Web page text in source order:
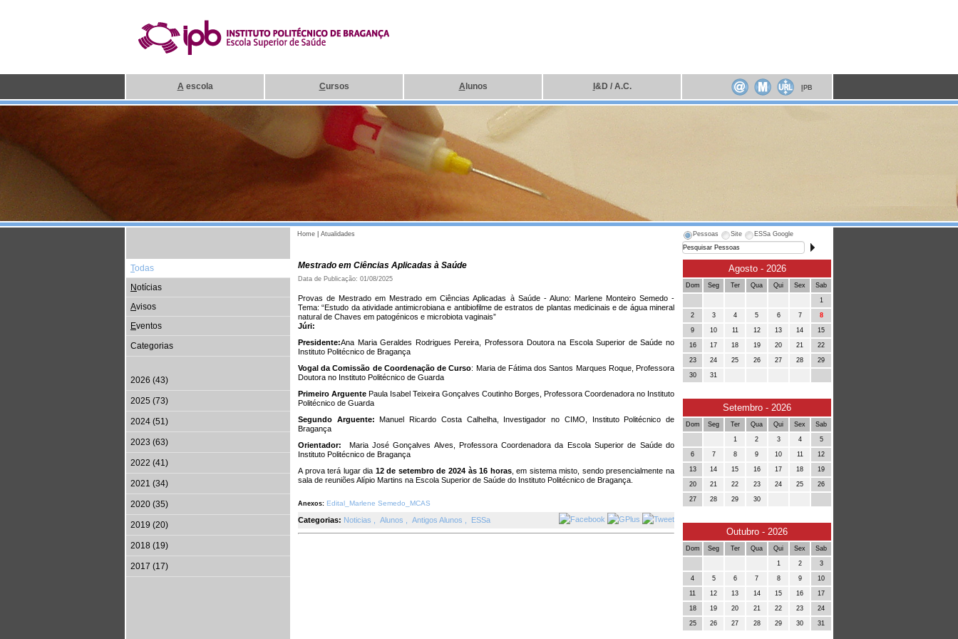
A escola Cursos A lunos &D / A.C. PB
Home Atualidades Pessoas Site ESSa Google
Todas
Notícias
Avisos
Eventos
Categorias
2026 (43)
2025 (73)
2024 (51)
2023 (63)
2022 (41)
2021 (34)
2020 (35)
2019 (20)
2018 (19)
2017 (17)
Mestrado em Ciências Aplicadas à Saúde
Data de Publicação: 01/08/2025
Provas de Mestrado em Mestrado em Ciências Aplicadas à Saúde - Aluno: Marlene Monteiro Semedo -
Tema: “Estudo da atividade antimicrobiana e antibiofilme de estratos de plantas medicinais e de água mineral
natural de Chaves em patogénicos e microbiota vaginais”
Júri:
Presidente:Ana Maria Geraldes Rodrigues Pereira, Professora Doutora na Escola Superior de Saúde no
Instituto Politécnico de Bragança
Vogal da Comissão de Coordenação de Curso: Maria de Fátima dos Santos Marques Roque, Professora
Doutora no Instituto Politécnico de Guarda
Primeiro Arguente Paula Isabel Teixeira Gonçalves Coutinho Borges, Professora Coordenadora no Instituto
Politécnico de Guarda
Segundo Arguente:Manuel Ricardo Costa Calhelha, Investigador no CIMO, Instituto Politécnico de
Bragança
Orientador:
Maria José Gonçalves Alves, Professora Coordenadora da Escola Superior de Saúde do
Instituto Politécnico de Bragança
A prova terá lugar dia 12 de setembro de 2024 às 16 horas, em sistema misto, sendo presencialmente na
sala de reuniões Alípio Martins na Escola Superior de Saúde do Instituto Politécnico de Bragança.
Anexos: Edital_Marlene Semedo_MCAS
Categorias: Noticias Alunos Antigos Alunos ESSa
Agosto - 2026
Dom Seg Ter Qua Qui Sex Sab
1
2 3 4 5 6 7 8
9 10 11 12 13 14 15
16 17 18 19 20 21 22
23 24 25 26 27 28 29
30 31
Setembro - 2026
Dom Seg Ter Qua Qui Sex Sab
1 2 3 4 5
6 7 8 9 10 11 12
13 14 15 16 17 18 19
20 21 22 23 24 25 26
27 28 29 30
Outubro - 2026
Dom Seg Ter Qua Qui Sex Sab
1 2 3
4 5 6 7 8 9 10
11 12 13 14 15 16 17
18 19 20 21 22 23 24
25 26 27 28 29 30 31